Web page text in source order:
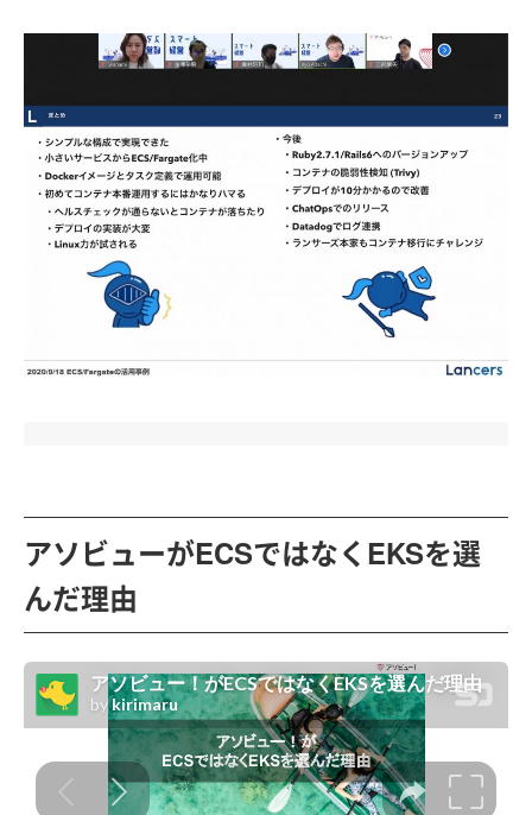
アソビューがECSではなくEKSを選
んだ理由